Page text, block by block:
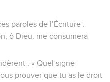
paroles de l’Écriture :
ô Dieu, me consumera
: « Quel signe
prouver que tu as le droit